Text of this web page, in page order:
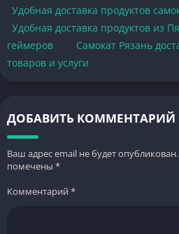
Удобная доставка продуктов
Удобная доставка продуктов из
геймеров
Самокат Рязань
товаров и услуги
ДОБАВИТЬ КОММЕНТАРИЙ
Ваш адрес email не будет опубликован.
помечены *
Комментарий*